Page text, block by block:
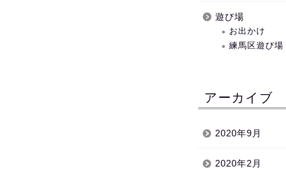
遊び場
お出かけ
練馬区遊び場
アーカイブ
2020年9月
2020年2月